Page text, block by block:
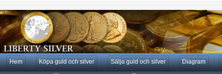
Hem Köpa guld och silver Sälja guld och silver Diagram